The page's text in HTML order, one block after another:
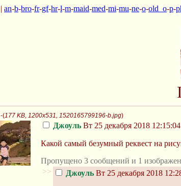
| an-b-bro-fr-gf-hr-l-m-maid-med-mi-mu-ne-o-old_o-p-
-(177 KB, 1200x531, 1520165799196-b.jpg)
Джоуль Вт 25 декабря 2018 12:15:04
Какой самый безумный реквест на
Пропущено 3 сообщений и 1
>>
Джоуль Вт 25 декабря 2018